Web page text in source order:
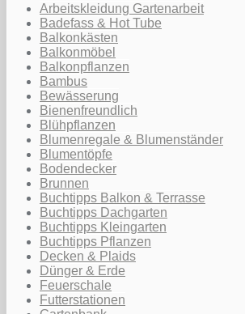
Arbeitskleidung Gartenarbeit
Badefass & Hot Tube
Balkonkästen
Balkonmöbel
Balkonpflanzen
Bambus
Bewässerung
Bienenfreundlich
Blühpflanzen
Blumenregale & Blumenständer
Blumentöpfe
Bodendecker
Brunnen
Buchtipps Balkon & Terrasse
Buchtipps Dachgarten
Buchtipps Kleingarten
Buchtipps Pflanzen
Decken & Plaids
Dünger & Erde
Feuerschale
Futterstationen